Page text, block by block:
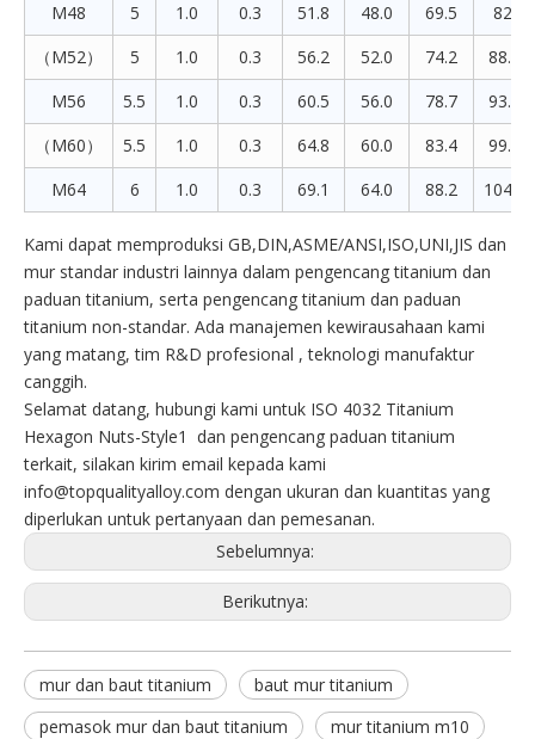
M48
5 1.0 0.3 51.8 48.0 69.5
82.6
（M52）
5 1.0 0.3 56.2 52.0 74.2
88.25
M56
5.5 1.0 0.3 60.5 56.0 78.7
93.56
（M60）
5.5 1.0 0.3 64.8 60.0 83.4
99.21
M64
6 1.0 0.3 69.1 64.0 88.2 104.86
Kami dapat memproduksi GB,DIN,ASME/ANSI,ISO,UNI,JIS dan
mur standar industri lainnya dalam pengencang titanium dan
paduan titanium, serta pengencang titanium dan paduan
titanium non-standar. Ada manajemen kewirausahaan kami
yang matang, tim R&D profesional , teknologi manufaktur
canggih.
Selamat datang, hubungi kami untuk ISO 4032 Titanium
Hexagon Nuts-Style1 dan pengencang paduan titanium
terkait, silakan kirim email kepada kami
info@topqualityalloy.com dengan ukuran dan kuantitas yang
diperlukan untuk pertanyaan dan pemesanan.
Sebelumnya:
Berikutnya:
mur dan baut titanium
baut mur titanium
pemasok mur dan baut titanium
mur titanium m10